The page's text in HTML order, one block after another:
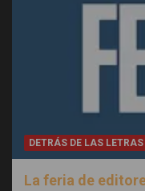
DETRÁS DE LAS LETRAS
La feria de